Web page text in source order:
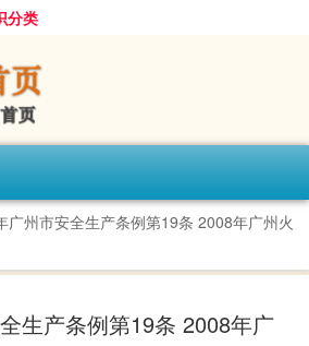
分类
广州市安全生产条例第19条 2008年广州火
生产条例第19条 2008年广